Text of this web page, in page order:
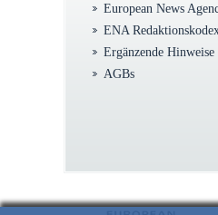
European News
ENA
Ergänzende Hinweise
AGBs